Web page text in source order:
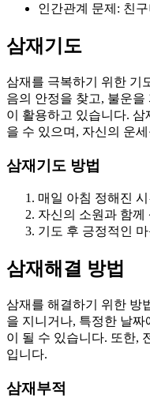
인간관계 문제: 친
삼재기도
삼재를 극복하기 위한 기
음의 안정을 찾고, 불운
이 활용하고 있습니다.
을 수 있으며, 자신의 운
삼재기도 방법
매일 아침 정해진 시
자신의 소원과 함께
기도 후 긍정적인
삼재해결 방법
삼재를 해결하기 위한 방
을 지니거나, 특정한 날
이 될 수 있습니다. 또한,
입니다.
삼재부적